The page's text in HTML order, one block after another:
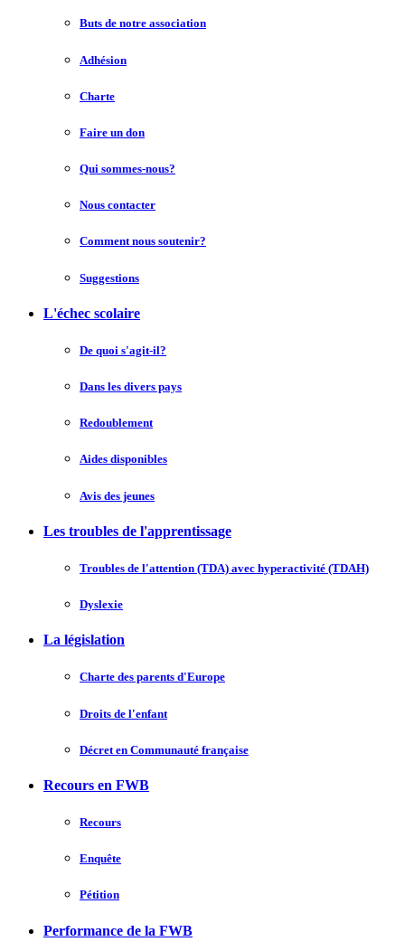
Buts de notre association
Adhésion
Charte
Faire un don
Qui sommes-nous?
Nous contacter
Comment nous soutenir?
Suggestions
L'échec scolaire
De quoi s'agit-il?
Dans les divers pays
Redoublement
Aides disponibles
Avis des jeunes
Les troubles de l'apprentissage
Troubles de l'attention (TDA) avec hyperactivité (TDAH)
Dyslexie
La législation
Charte des parents d'Europe
Droits de l'enfant
Décret en Communauté française
Recours en FWB
Recours
Enquête
Pétition
Performance de la FWB